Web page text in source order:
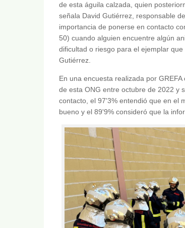
de esta águila calzada, quien
señala David Gutiérrez, responsable
importancia de ponerse en contacto
50) cuando alguien encuentre algún
dificultad o riesgo para el ejemplar
Gutiérrez.
En una encuesta realizada por
de esta ONG entre octubre de 2022 y
contacto, el 97'3% entendió que en el
bueno y el 89'9% consideró que la